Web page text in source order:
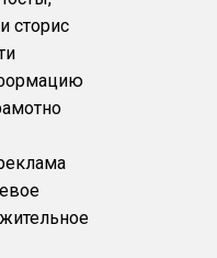
сторис